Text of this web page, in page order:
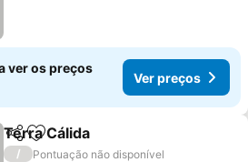
ver os preços
Ver preços
PartilharAdicionar aos favoritos
Terra Cálida
/
Pontuação não disponível